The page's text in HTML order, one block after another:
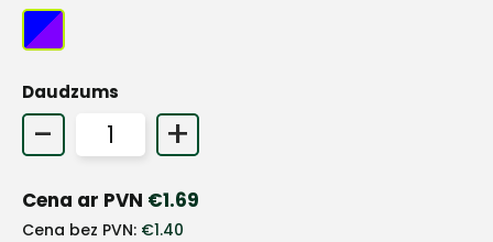
Daudzums
- +
Cena ar PVN €1.69
Cena bez PVN: €1.40
+